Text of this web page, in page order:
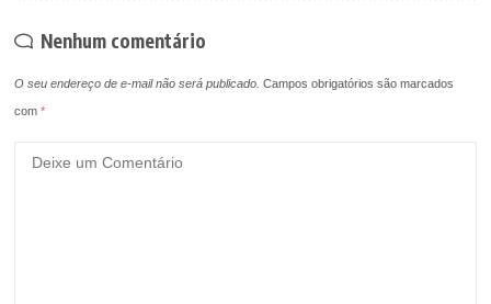
Nenhum comentário
O seu endereço de e-mail não será publicado. Campos obrigatórios são marcados
com*